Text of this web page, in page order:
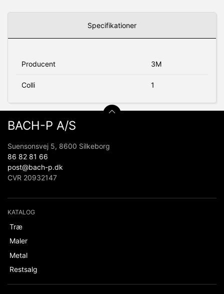
Specifikationer
Producent 3M
Colli 1
BACH-P A/S
Suensonsvej 5, 8600 Silkeborg
86 82 81 66
post@bach-p.dk
CVR 20932147
KATALOG
Træ
Maler
Metal
Restsalg